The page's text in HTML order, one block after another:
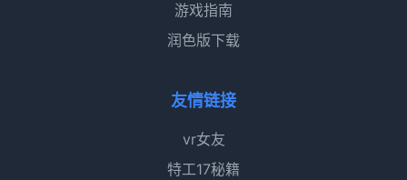
游戏指南
润色版下载
友情链接
vr女友
特工17秘籍